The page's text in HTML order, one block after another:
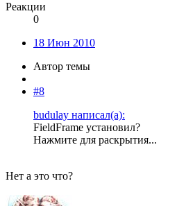
Реакции
0
18 Июн 2010
Автор темы
#8
budulay написал(а):
FieldFrame установил?
Нажмите для раскрытия...
Нет а это что?